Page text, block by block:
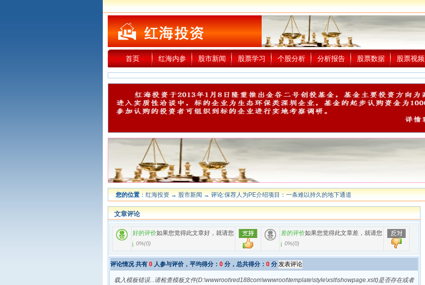
首页 红海内参 股市新闻 股票学习 个股分析 分析报告 股票数据 股票视频
您的位置：红海投资→股市新闻→ 评论:保荐人为PE介绍项目：一条难以持久的地下通道
文章评论
好的评价如果您觉得此文章好，就请您
0%(0)
差的评价如果您觉得此文章差，就请您
0%(0)
评论情况 共有 0 人参与评价，平均得分： 0 分，总共得分： 0 分
载入模板错误...请检查模板文件(D:\wwwroot\red188com\wwwroot\template\style\xslt\showpage.xslt)是否存在或者